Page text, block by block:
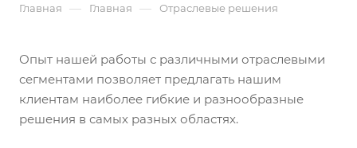
Главная — Главная — Отраслевые решения
Опыт нашей работы с различными отраслевыми
сегментами позволяет предлагать нашим
клиентам наиболее гибкие и разнообразные
решения в самых разных областях.